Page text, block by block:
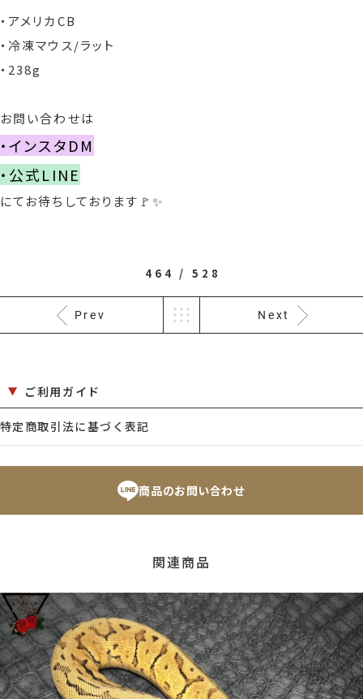
・アメリカCB
・冷凍マウス/ラット
・238g
お問い合わせは
・インスタDM
・公式LINE
にてお待ちしております🚩✨
464 / 528
Prev Next
ご利用ガイド
特定商取引法に基づく表記
商品のお問い合わせ
関連商品